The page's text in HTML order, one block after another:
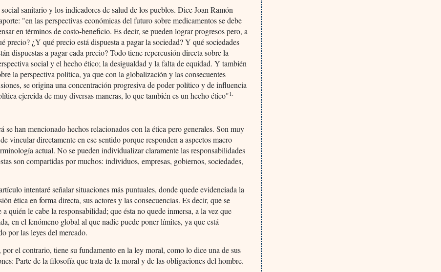
sanitario y los indicadores de salud de los pueblos. Dice Joan Ramón
"en las perspectivas económicas del futuro sobre medicamentos se debe
en términos de costo-beneficio. Es decir, se pueden lograr progresos pero, a
precio? ¿Y qué precio está dispuesta a pagar la sociedad? Y qué sociedades
dispuestas a pagar cada precio? Todo tiene repercusión directa sobre la
social y el hecho ético; la desigualdad y la falta de equidad. Y también
la perspectiva política, ya que con la globalización y las consecuentes
se origina una concentración progresiva de poder político y de influencia
ejercida de muy diversas maneras, lo que también es un hecho ético"1.
se han mencionado hechos relacionados con la ética pero generales. Son muy
vincular directamente en ese sentido porque responden a aspectos macro
actual. No se pueden individualizar claramente las responsabilidades
son compartidas por muchos: individuos, empresas, gobiernos, sociedades,
intentaré señalar situaciones más puntuales, donde quede evidenciada la
ética en forma directa, sus actores y las consecuencias. Es decir, que se
a quién le cabe la responsabilidad; que ésta no quede inmersa, a la vez que
en el fenómeno global al que nadie puede poner límites, ya que está
por las leyes del mercado.
por el contrario, tiene su fundamento en la ley moral, como lo dice una de sus
Parte de la filosofía que trata de la moral y de las obligaciones del hombre.